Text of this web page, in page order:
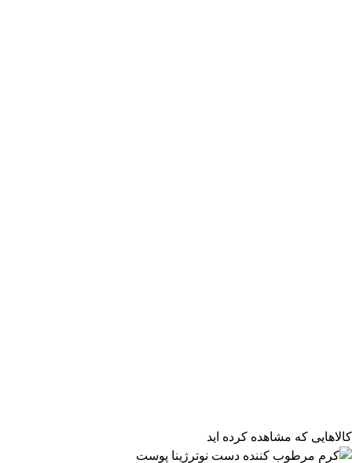
تومان
مرتب‌سازی محصولات
مرتب‌سازی:
کالاهایی که مشاهده کرده اید